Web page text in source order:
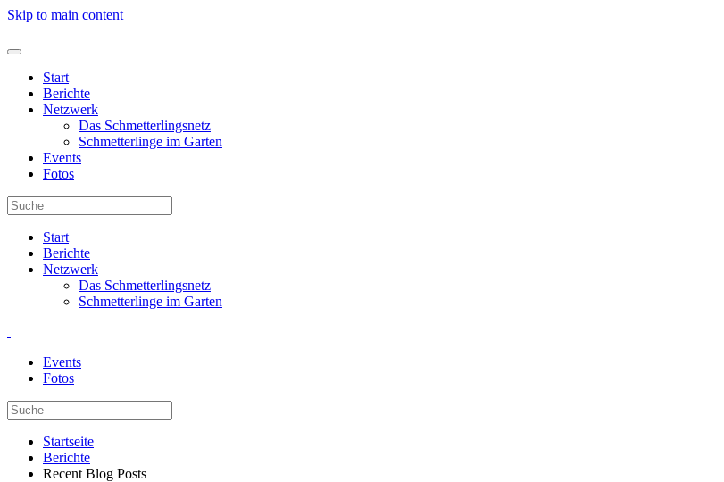
Skip to main content
Start
Berichte
Netzwerk
Das Schmetterlingsnetz
Schmetterlinge im Garten
Events
Fotos
Start
Berichte
Netzwerk
Das Schmetterlingsnetz
Schmetterlinge im Garten
Events
Fotos
Startseite
Berichte
Recent Blog Posts